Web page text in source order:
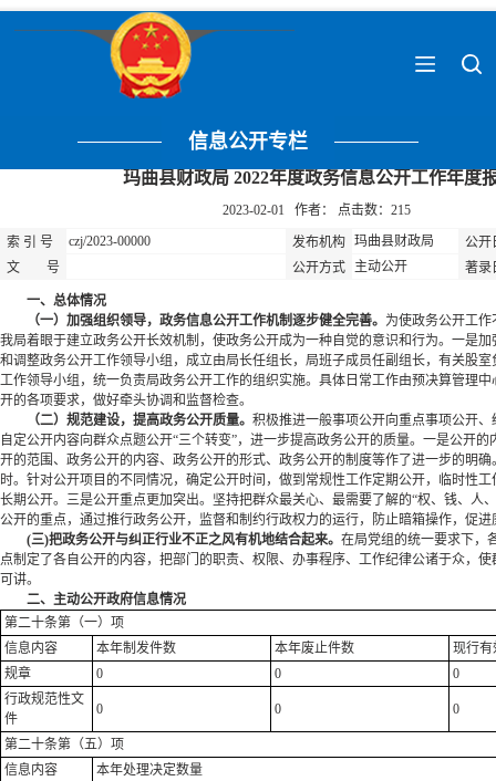
信息公开专栏
玛曲县财政局 2022年度政务信息公开工作年度
2023-02-01 作者： 点击数： 215
索 引 号 czj/2023-00000 发布机构 玛曲县财政局
公开
文 号
公开方式 主动公开 著录
一、总体情况
（一）加强组织领导，政务信息公开工作机制逐步健全完善。 为使政务公开工
我局着眼于建立政务公开长效机制，使政务公开成为一种自觉的意识和行为。一是
和调整政务公开工作领导小组，成立由局长任组长，局班子成员任副组长，有关股
工作领导小组，统一负责局政务公开工作的组织实施。具体日常工作由预决算管理
开的各项要求，做好牵头协调和监督检查。
（二）规范建设，提高政务公开质量。 积极推进一般事项公开向重点事项公开
自定公开内容向群众点题公开“三个转变”，进一步提高政务公开的质量。一是公开
开的范围、政务公开的内容、政务公开的形式、政务公开的制度等作了进一步的明
时。针对公开项目的不同情况，确定公开时间，做到常规性工作定期公开，临时性
长期公开。三是公开重点更加突出。坚持把群众最关心、最需要了解的“权、钱、人
公开的重点，通过推行政务公开，监督和制约行政权力的运行，防止暗箱操作，促进
(三)把政务公开与纠正行业不正之风有机地结合起来。 在局党组的统一要求下，
点制定了各自公开的内容，把部门的职责、权限、办事程序、工作纪律公诸于众，
可讲。
二、主动公开政府信息情况
第二十条第（一）项
信息内容
本年制发件数 本年废止件数
现行有
规章
0 0
0
行政规范性文
件
0 0 0
第二十条第（五）项
信息内容
本年处理决定数量